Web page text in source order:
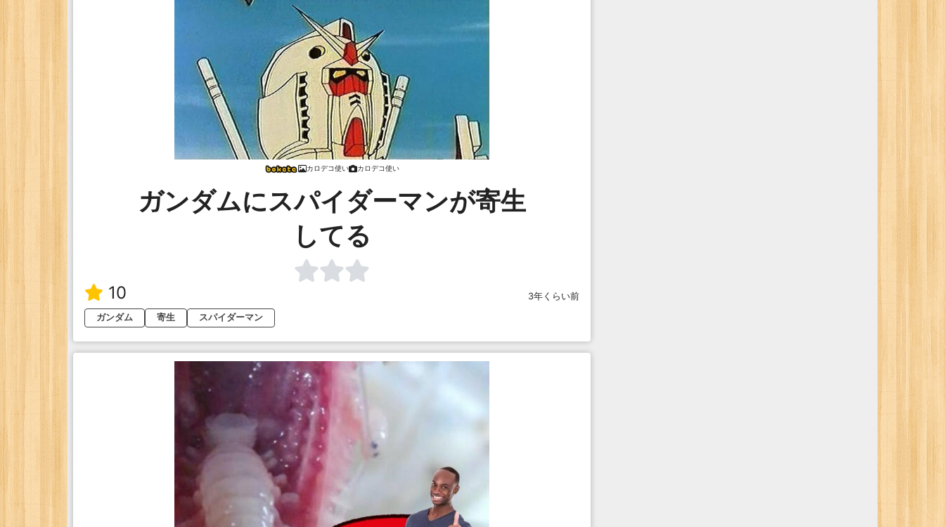
カロデコ使い カロデコ使い
ガンダムにスパイダーマンが寄生
してる
10
3年くらい前
ガンダム
寄生 スパイダーマン